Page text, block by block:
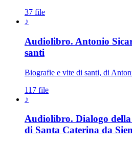
37 file
♪
Audiolibro. Antonio
santi
Biografie e vite di santi, di
117 file
♪
Audiolibro. Dialogo
di Santa Caterina da